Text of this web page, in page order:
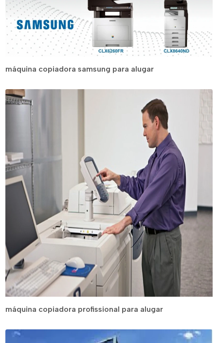
máquina copiadora samsung para alugar
máquina copiadora profissional para alugar